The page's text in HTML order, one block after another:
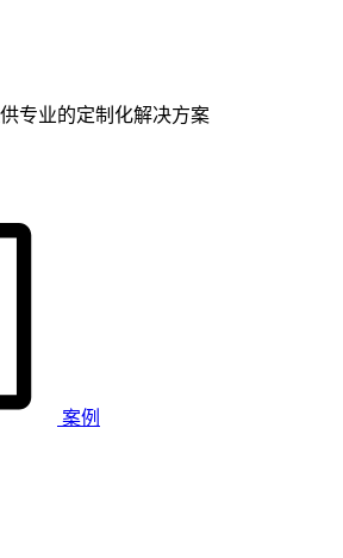
专业的定制化解决方案
案例